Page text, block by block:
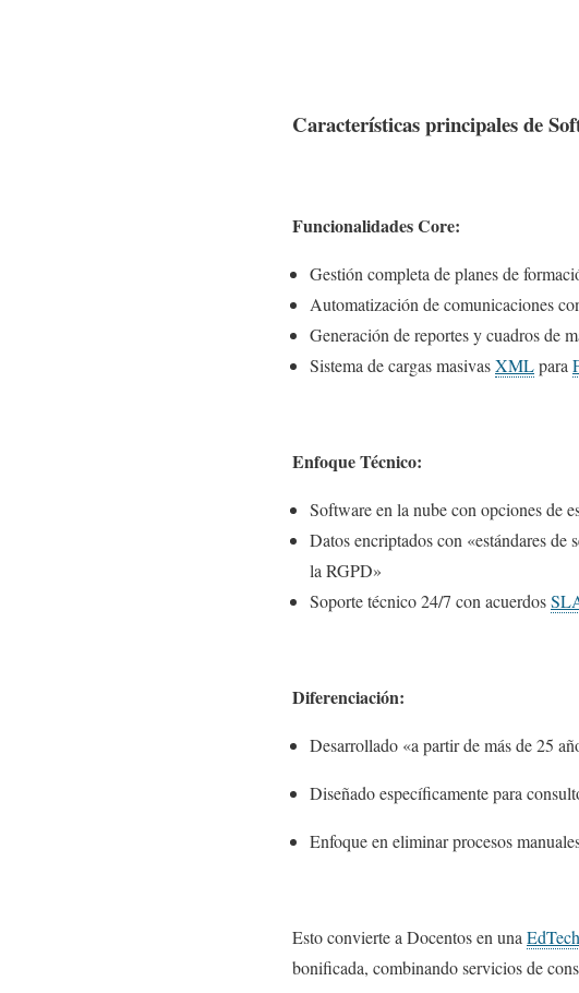
Características principales de
Funcionalidades Core:
Gestión completa de planes de
Automatización de comunicaciones
Generación de reportes y cuadros de
Sistema de cargas masivasXMLpara
Enfoque Técnico:
Software en la nube con opciones de
Datos encriptados con «estándares
la RGPD»
Soporte técnico 24/7 con acuerdos
Diferenciación:
Desarrollado «a partir de más de 25
Diseñado específicamente para
Enfoque en eliminar procesos
Esto convierte a Docentos en una EdTech
bonificada, combinando servicios de